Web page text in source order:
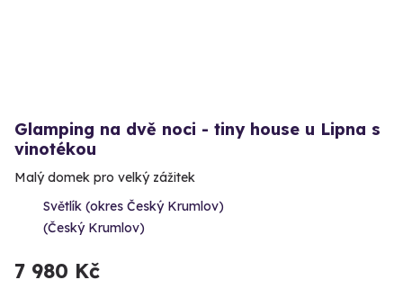
Glamping na dvě noci - tiny house u Lipna s
vinotékou
Malý domek pro velký zážitek
Světlík (okres Český Krumlov)
(Český Krumlov)
7 980 Kč